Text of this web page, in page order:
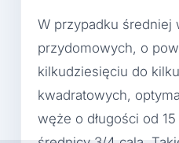
W przypadku średniej
przydomowych, o
kilkudziesięciu do
kwadratowych,
węże o długości od